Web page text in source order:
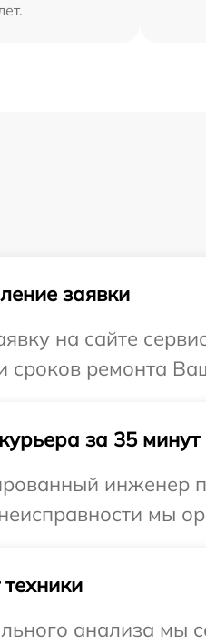
заявки
на сайте
сроков ремонта
за 35 минут
инженер
мы
анализа мы